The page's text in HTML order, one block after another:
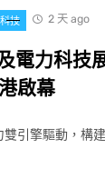
科技 2 天 ago
電力科技
啟幕
引擎驅動，構